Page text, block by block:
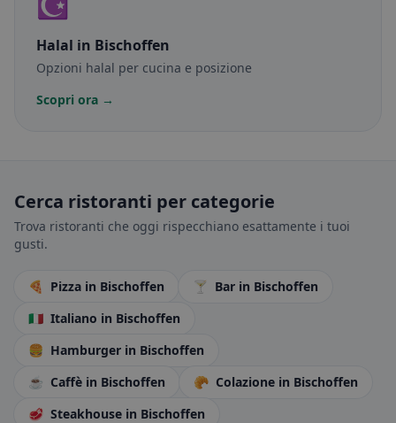
Halal in Bischoffen
Opzioni halal per cucina e posizione
Scopri ora →
Cerca ristoranti per categorie
Trova ristoranti che oggi rispecchiano esattamente i tuoi
gusti.
🍕 Pizza in Bischoffen 🍸 Bar in Bischoffen
🇮🇹 Italiano in Bischoffen
🍔 Hamburger in Bischoffen
☕ Caffè in Bischoffen 🥐 Colazione in Bischoffen
🥩 Steakhouse in Bischoffen